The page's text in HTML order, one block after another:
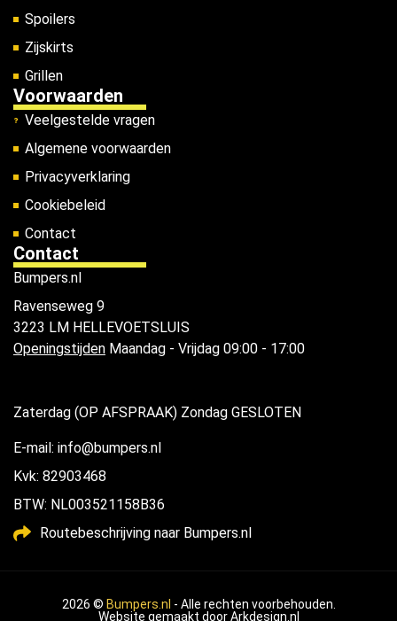
Spoilers
Zijskirts
Grillen
Voorwaarden
Veelgestelde vragen
Algemene voorwaarden
Privacyverklaring
Cookiebeleid
Contact
Contact
Bumpers.nl
Ravenseweg 9
3223 LM HELLEVOETSLUIS
Openingstijden Maandag - Vrijdag 09:00 - 17:00
Zaterdag (OP AFSPRAAK) Zondag GESLOTEN
E-mail: info@bumpers.nl
Kvk: 82903468
BTW: NL003521158B36
Routebeschrijving naar Bumpers.nl
2026 © Bumpers.nl - Alle rechten voorbehouden.
Website gemaakt doorArkdesign.nl